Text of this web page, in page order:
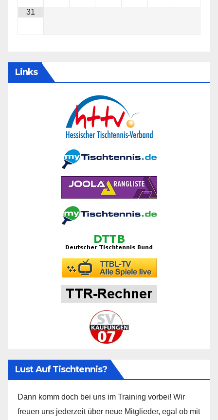
31
Links
Lust Auf Tischtennis?
Dann komm doch bei uns im Training vorbei! Wir
freuen uns jederzeit über neue Mitglieder, egal ob mit